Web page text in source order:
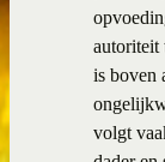
autoriteit
is boven
volgt